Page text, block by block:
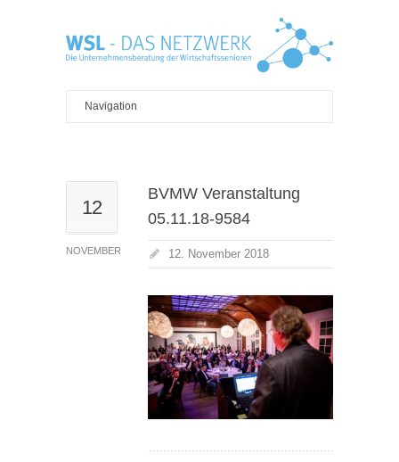
12
NOVEMBER
BVMW Veranstaltung
05.11.18-9584
12. November 2018